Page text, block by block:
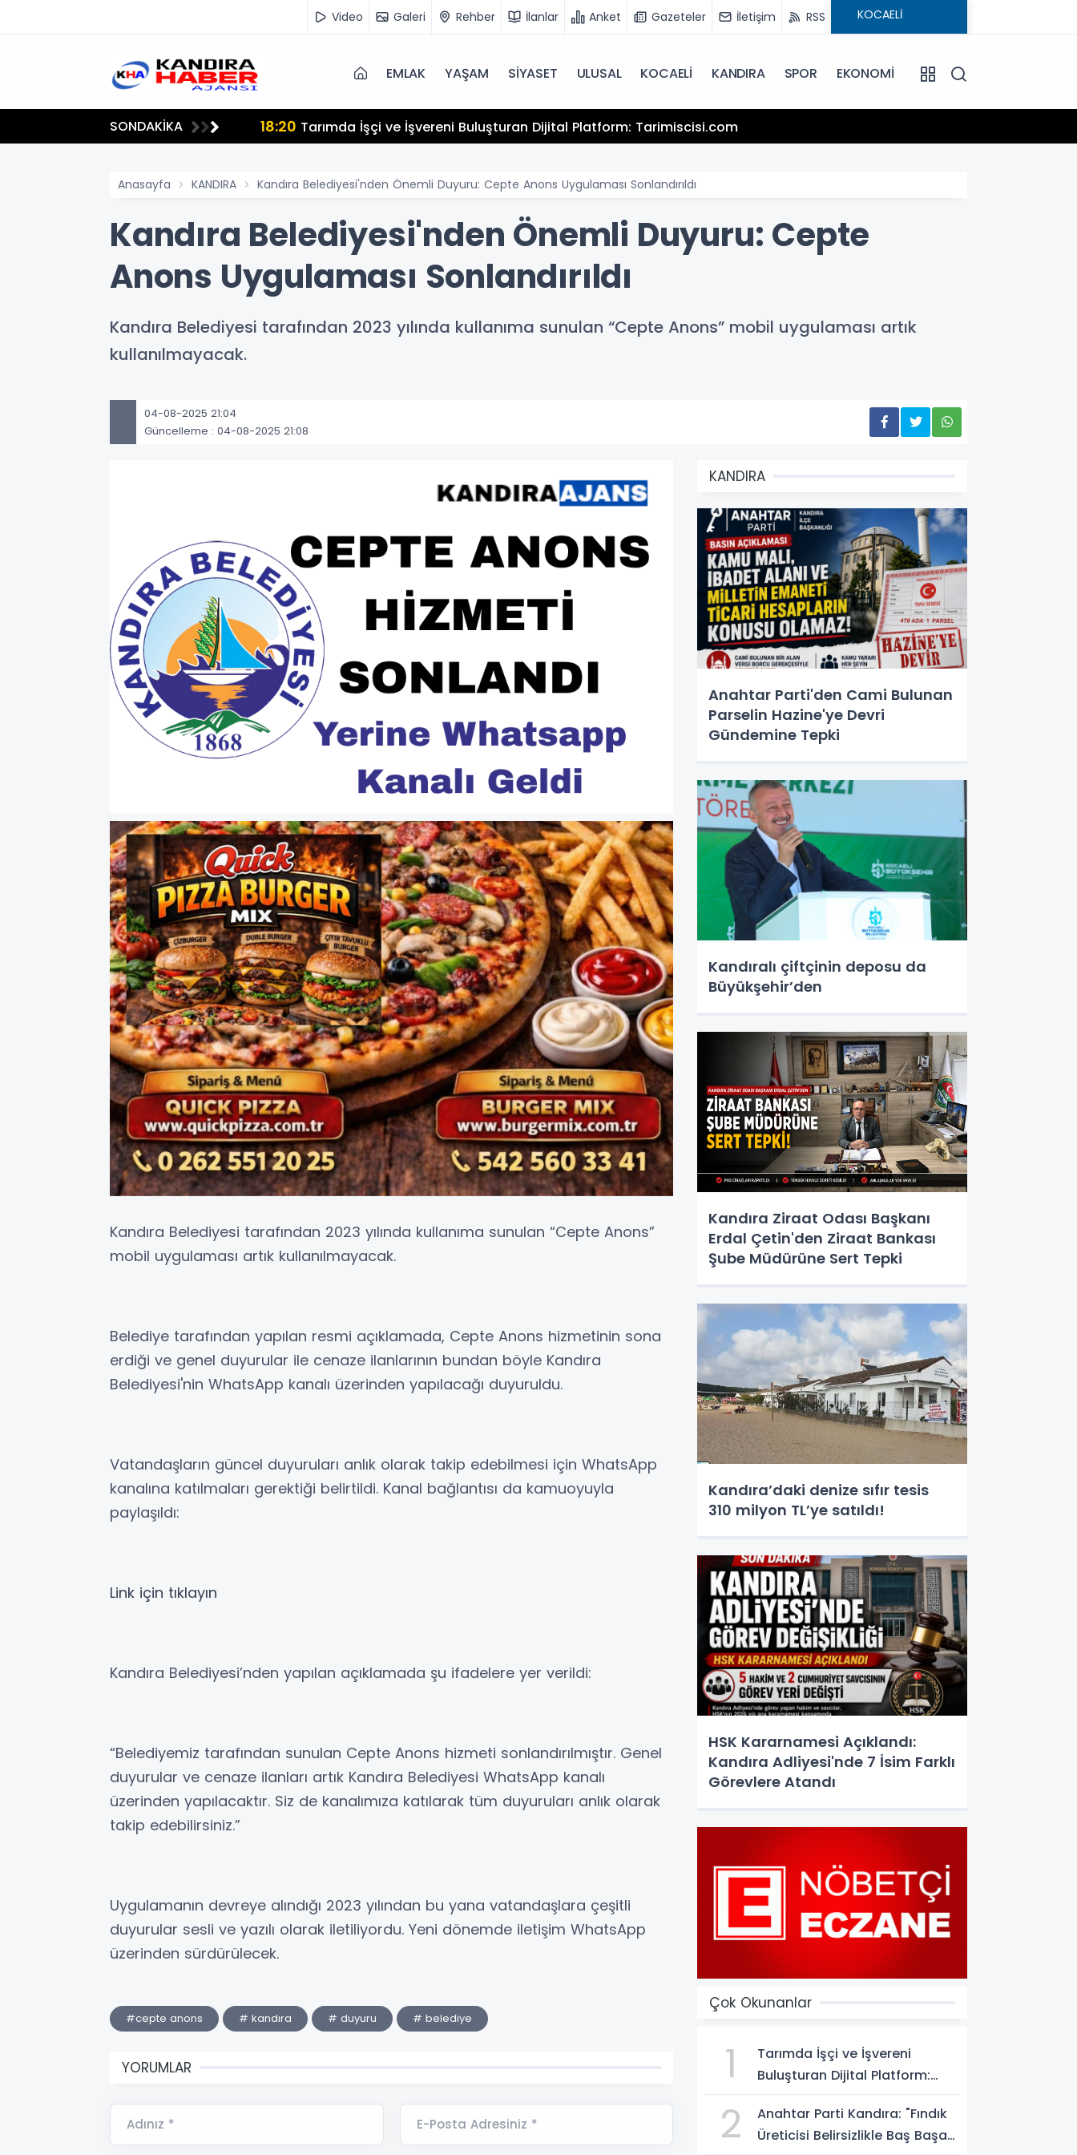
Video Galeri Rehber İlanlar Anket Gazeteler İletişim RSS
EMLAK YAŞAM SİYASET ULUSAL KOCAELİ KANDIRA SPOR EKONOMİ
SONDAKİKA 18:20 Tarımda İşçi ve İşvereni Buluşturan Dijital Platform: Tarimiscisi.com
Anasayfa KANDIRA Kandıra Belediyesi'nden Önemli Duyuru: Cepte Anons Uygulaması Sonlandırıldı
Kandıra Belediyesi'nden Önemli Duyuru: Cepte
Anons Uygulaması Sonlandırıldı
Kandıra Belediyesi tarafından 2023 yılında kullanıma sunulan “Cepte Anons” mobil uygulaması artık
kullanılmayacak.
04-08-2025 21:04
Güncelleme : 04-08-2025 21:08
Kandıra Belediyesi tarafından 2023 yılında kullanıma sunulan “Cepte Anons”
mobil uygulaması artık kullanılmayacak.
Belediye tarafından yapılan resmi açıklamada, Cepte Anons hizmetinin sona
erdiği ve genel duyurular ile cenaze ilanlarının bundan böyle Kandıra
Belediyesi'nin WhatsApp kanalı üzerinden yapılacağı duyuruldu.
Vatandaşların güncel duyuruları anlık olarak takip edebilmesi için WhatsApp
kanalına katılmaları gerektiği belirtildi. Kanal bağlantısı da kamuoyuyla
paylaşıldı:
Link için tıklayın
Kandıra Belediyesi’nden yapılan açıklamada şu ifadelere yer verildi:
“Belediyemiz tarafından sunulan Cepte Anons hizmeti sonlandırılmıştır. Genel
duyurular ve cenaze ilanları artık Kandıra Belediyesi WhatsApp kanalı
üzerinden yapılacaktır. Siz de kanalımıza katılarak tüm duyuruları anlık olarak
takip edebilirsiniz.”
Uygulamanın devreye alındığı 2023 yılından bu yana vatandaşlara çeşitli
duyurular sesli ve yazılı olarak iletiliyordu. Yeni dönemde iletişim WhatsApp
üzerinden sürdürülecek.
#cepte anons # kandıra # duyuru # belediye
YORUMLAR
Adınız * E-Posta Adresiniz *
KANDIRA
Anahtar Parti'den Cami Bulunan
Parselin Hazine'ye Devri
Gündemine Tepki
Kandıralı çiftçinin deposu da
Büyükşehir’den
Kandıra Ziraat Odası Başkanı
Erdal Çetin'den Ziraat Bankası
Şube Müdürüne Sert Tepki
Kandıra’daki denize sıfır tesis
310 milyon TL’ye satıldı!
HSK Kararnamesi Açıklandı:
Kandıra Adliyesi'nde 7 İsim Farklı
Görevlere Atandı
Çok Okunanlar
1
Tarımda İşçi ve İşvereni
Buluşturan Dijital Platform:
2
Anahtar Parti Kandıra: "Fındık
Üreticisi Belirsizlikle Baş Başa